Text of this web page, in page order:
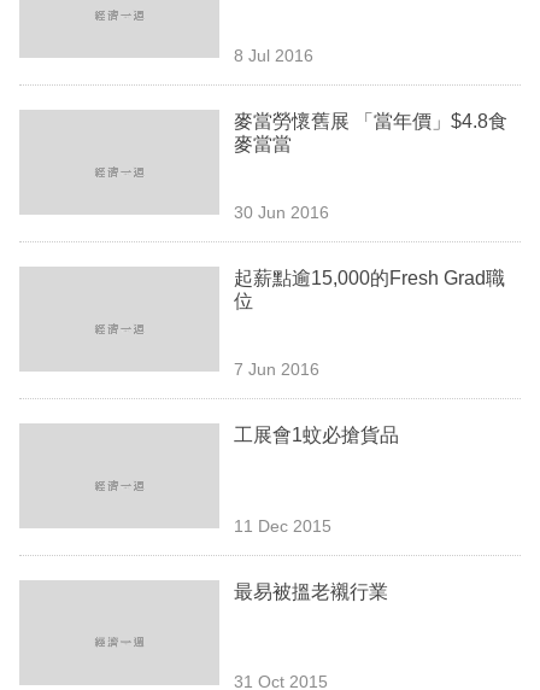
欄
區
8 Jul 2016
麥當勞懷舊展 「當年價」$4.8食
麥當當
30 Jun 2016
起薪點逾15,000的Fresh Grad職
位
7 Jun 2016
工展會1蚊必搶貨品
11 Dec 2015
最易被搵老襯行業
31 Oct 2015